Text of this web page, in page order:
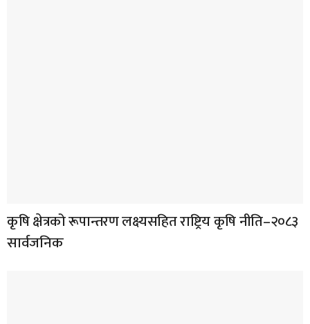
कृषि क्षेत्रको रूपान्तरण लक्ष्यसहित राष्ट्रिय कृषि नीति–२०८३
सार्वजनिक